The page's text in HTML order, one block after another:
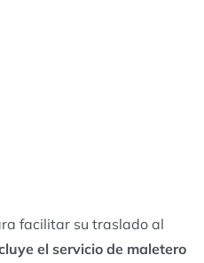
facilitar su traslado al
el servicio de maletero